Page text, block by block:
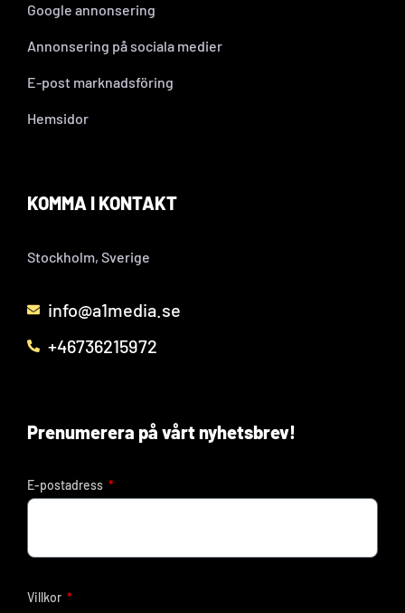
Google annonsering
Annonsering på sociala medier
E-post marknadsföring
Hemsidor
KOMMA I KONTAKT
Stockholm, Sverige
info@a1media.se
+46736215972
Prenumerera på vårt nyhetsbrev!
E-postadress
Villkor